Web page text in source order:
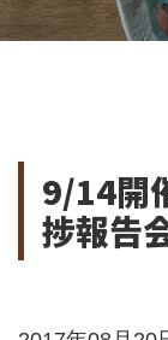
9/14開
捗報告